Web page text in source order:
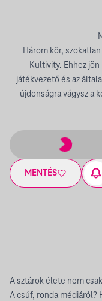
Három kör,
Kultivity. Ehhez
játékvezető és az
újdonságra vágysz a
MENTÉS
A sztárok élete nem
A csúf, ronda médiáról?